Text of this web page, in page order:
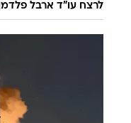
לרצח עו"ד ארבל פלדמן